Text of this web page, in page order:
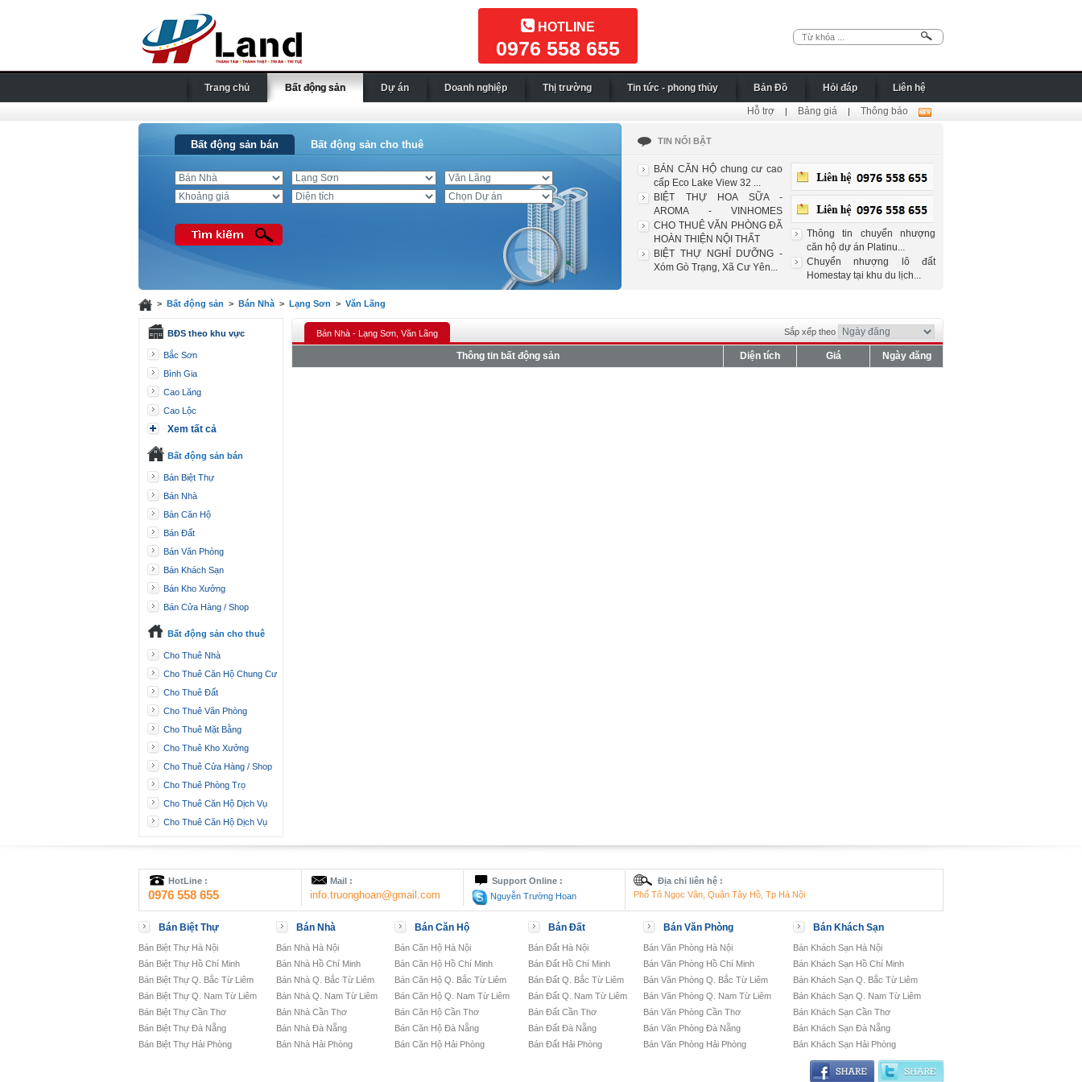
HOTLINE
0976 558 655
Trang chủ Bất động sản Dự án Doanh nghiệp Thị trường Tin tức - phong thủy Bản Đồ Hỏi đáp Liên hệ
Hỗ trợ | Bảng giá | Thông báo
Bất động sản bán Bất động sản cho thuê TIN NỔI BẬT
BÁN CĂN HỘ chung cư cao
cấp Eco Lake View 32 ...
BIỆT THỰ HOA SỮA -
AROMA - VINHOMES
RIVERSIDE
CHO THUÊ VĂN PHÒNG ĐÃ
HOÀN THIỆN NỘI THẤT
BIỆT THỰ NGHỈ DƯỠNG -
Xóm Gò Trạng, Xã Cư Yên...
Thông tin chuyển nhượng
căn hộ dự án Platinu...
Chuyển nhượng lô đất
Homestay tại khu du lịch...
> Bất động sản > Bán Nhà> Lạng Sơn > Văn Lãng
BĐS theo khu vực
Bắc Sơn
Bình Gia
Cao Lăng
Cao Lộc
Xem tất cả
Bất động sản bán
Bán Biệt Thự
Bán Nhà
Bán Căn Hộ
Bán Đất
Bán Văn Phòng
Bán Khách Sạn
Bán Kho Xưởng
Bán Cửa Hàng / Shop
Bất động sản cho thuê
Cho Thuê Nhà
Cho Thuê Căn Hộ Chung Cư
Cho Thuê Đất
Cho Thuê Văn Phòng
Cho Thuê Mặt Bằng
Cho Thuê Kho Xưởng
Cho Thuê Cửa Hàng / Shop
Cho Thuê Phòng Trọ
Cho Thuê Căn Hộ Dịch Vụ
Cho Thuê Căn Hộ Dịch Vụ
Bán Nhà - Lạng Sơn, Văn Lãng Sắp xếp theo
Thông tin bất động sản Diện tích Giá Ngày đăng
HotLine :
0976 558 655
Mail :
info.truonghoan@gmail.com
Support Online :
Nguyễn Trường Hoan
Địa chỉ liên hệ :
Phố Tô Ngọc Vân, Quận Tây Hồ, Tp Hà Nội
Bán Biệt Thự
Bán Biệt Thự Hà Nội
Bán Biệt Thự Hồ Chí Minh
Bán Biệt Thự Q. Bắc Từ Liêm
Bán Biệt Thự Q. Nam Từ Liêm
Bán Biệt Thự Cần Thơ
Bán Biệt Thự Đà Nẵng
Bán Biệt Thự Hải Phòng
Bán Nhà
Bán Nhà Hà Nội
Bán Nhà Hồ Chí Minh
Bán Nhà Q. Bắc Từ Liêm
Bán Nhà Q. Nam Từ Liêm
Bán Nhà Cần Thơ
Bán Nhà Đà Nẵng
Bán Nhà Hải Phòng
Bán Căn Hộ
Bán Căn Hộ Hà Nội
Bán Căn Hộ Hồ Chí Minh
Bán Căn Hộ Q. Bắc Từ Liêm
Bán Căn Hộ Q. Nam Từ Liêm
Bán Căn Hộ Cần Thơ
Bán Căn Hộ Đà Nẵng
Bán Căn Hộ Hải Phòng
Bán Đất
Bán Đất Hà Nội
Bán Đất Hồ Chí Minh
Bán Đất Q. Bắc Từ Liêm
Bán Đất Q. Nam Từ Liêm
Bán Đất Cần Thơ
Bán Đất Đà Nẵng
Bán Đất Hải Phòng
Bán Văn Phòng
Bán Văn Phòng Hà Nội
Bán Văn Phòng Hồ Chí Minh
Bán Văn Phòng Q. Bắc Từ Liêm
Bán Văn Phòng Q. Nam Từ Liêm
Bán Văn Phòng Cần Thơ
Bán Văn Phòng Đà Nẵng
Bán Văn Phòng Hải Phòng
Bán Khách Sạn
Bán Khách Sạn Hà Nội
Bán Khách Sạn Hồ Chí Minh
Bán Khách Sạn Q. Bắc Từ Liêm
Bán Khách Sạn Q. Nam Từ Liêm
Bán Khách Sạn Cần Thơ
Bán Khách Sạn Đà Nẵng
Bán Khách Sạn Hải Phòng